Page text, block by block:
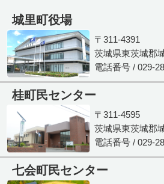
城里町役場
〒311-4391
茨城県東茨城郡
電話番号 / 029-
桂町民センター
〒311-4595
茨城県東茨城郡
電話番号 / 029-
七会町民センター